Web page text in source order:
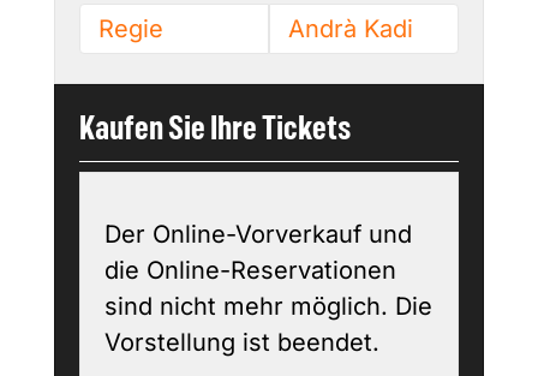
Regie Andrà Kadi
Kaufen Sie Ihre Tickets
Der Online-Vorverkauf und
die Online-Reservationen
sind nicht mehr möglich. Die
Vorstellung ist beendet.